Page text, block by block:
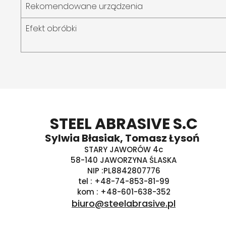
Rekomendowane urządzenia
Efekt obróbki
STEEL ABRASIVE S.C
Sylwia Błasiak, Tomasz Łysoń
STARY JAWORÓW 4c
58-140 JAWORZYNA ŚLASKA
NIP :PL8842807776
tel : +48-74-853-81-99
kom : +48-601-638-352
biuro@steelabrasive.pl